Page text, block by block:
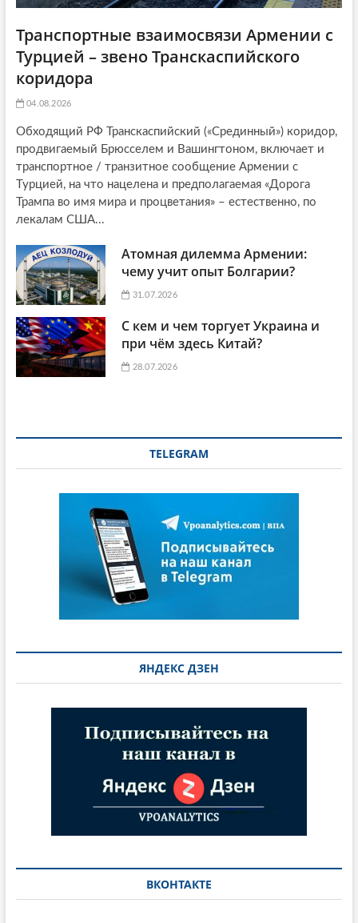
Транспортные взаимосвязи Армении с
Турцией – звено Транскаспийского
коридора
04.08.2026
Обходящий РФ Транскаспийский («Срединный») коридор,
продвигаемый Брюсселем и Вашингтоном, включает и
транспортное / транзитное сообщение Армении с
Турцией, на что нацелена и предполагаемая «Дорога
Трампа во имя мира и процветания» – естественно, по
лекалам США...
Атомная дилемма Армении:
чему учит опыт Болгарии?
31.07.2026
С кем и чем торгует Украина и
при чём здесь Китай?
28.07.2026
TELEGRAM
ЯНДЕКС ДЗЕН
ВКОНТАКТЕ